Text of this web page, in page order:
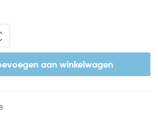
aan winkelwagen